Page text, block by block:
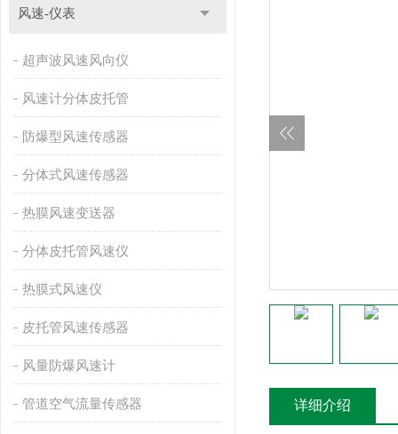
风速-仪表
超声波风速风向仪
风速计分体皮托管
防爆型风速传感器
分体式风速传感器
热膜风速变送器
分体皮托管风速仪
热膜式风速仪
皮托管风速传感器
风量防爆风速计
管道空气流量传感器 详细介绍